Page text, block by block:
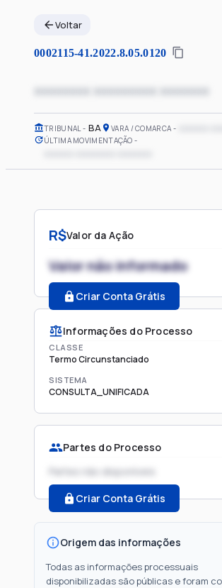
Voltar
0002115-41.2022.8.05.0120
xxxxxxxx xxxxxxxxx xxxxxxx
TRIBUNAL BA VARA / COMARCA
ÚLTIMA MOVIMENTAÇÃO
R$Valor da Ação
Valor não informado
Criar Conta Grátis
Informações do Processo
CLASSE
Termo Circunstanciado
SISTEMA
CONSULTA_UNIFICADA
Partes do Processo
Partes não disponíveis
Criar Conta Grátis
Origem das informações
Todas as informações processuais
disponibilizadas são públicas e foram